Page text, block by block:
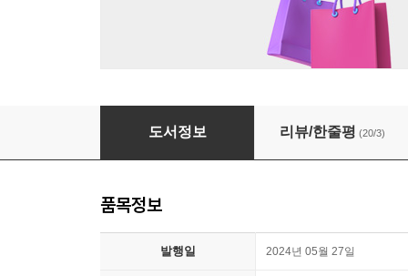
백년해로외전
도서정보 리뷰/한줄평 (20/3)
품목정보
발행일 2024년 05월 27일